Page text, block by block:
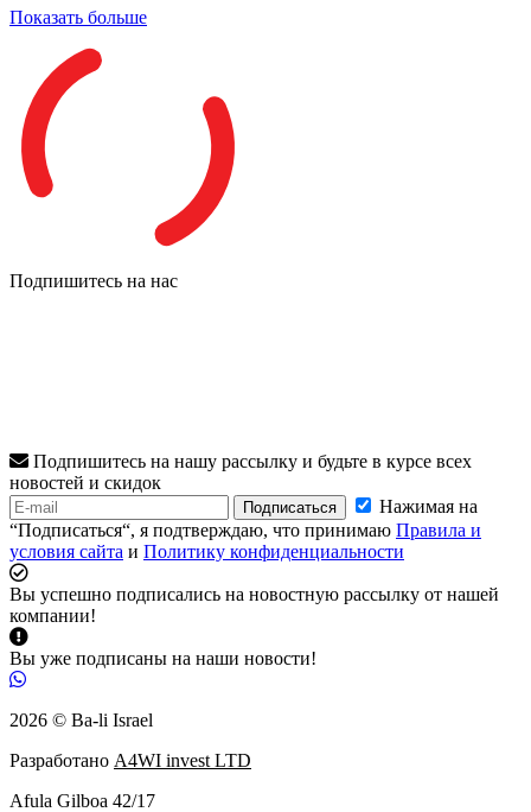
Показать больше
Подпишитесь на нас
Подпишитесь на нашу рассылку и будьте в курсе всех
новостей и скидок
Подписаться
Нажимая на
“Подписаться“, я подтверждаю, что принимаю Правила и
условия сайта и Политику конфиденциальности
Вы успешно подписались на новостную рассылку от нашей
компании!
Вы уже подписаны на наши новости!
2026 © Ba-li Israel
Разработано A4WI invest LTD
Afula Gilboa 42/17